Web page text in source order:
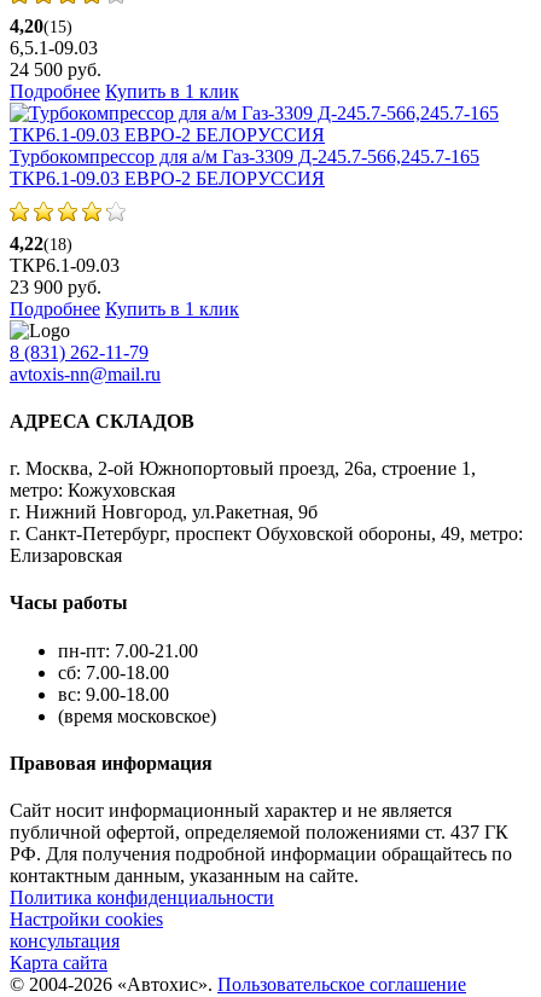
4,20(15)
6,5.1-09.03
24 500 руб.
Подробнее Купить в 1 клик
Турбокомпрессор для а/м Газ-3309 Д-245.7-566,245.7-165
ТКР6.1-09.03 ЕВРО-2 БЕЛОРУССИЯ
4,22(18)
ТКР6.1-09.03
23 900 руб.
Подробнее Купить в 1 клик
8 (831) 262-11-79
avtoxis-nn@mail.ru
АДРЕСА СКЛАДОВ
г. Москва, 2-ой Южнопортовый проезд, 26а, строение 1,
метро: Кожуховская
г. Нижний Новгород, ул.Ракетная, 9б
г. Санкт-Петербург, проспект Обуховской обороны, 49, метро:
Елизаровская
Часы работы
пн-пт: 7.00-21.00
сб: 7.00-18.00
вс: 9.00-18.00
(время московское)
Правовая информация
Сайт носит информационный характер и не является
публичной офертой, определяемой положениями ст. 437 ГК
РФ. Для получения подробной информации обращайтесь по
контактным данным, указанным на сайте.
Политика конфиденциальности
Настройки cookies
консультация
Карта сайта
© 2004-2026 «Автохис». Пользовательское соглашение